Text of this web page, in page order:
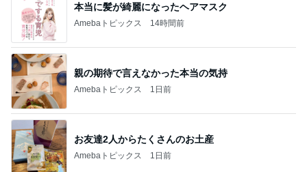
本当に髪が綺麗になったヘアマスク
Amebaトピックス 14時間前
親の期待で言えなかった本当の気持
Amebaトピックス 1日前
お友達2人からたくさんのお土産
Amebaトピックス 1日前